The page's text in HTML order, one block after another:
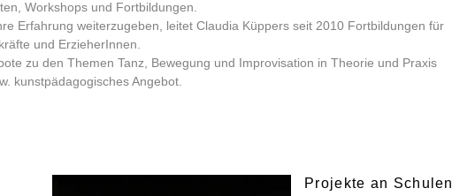
Workshops und Fortbildungen.
Erfahrung weiterzugeben, leitet Claudia Küppers seit 2010 Fortbildungen für
und ErzieherInnen.
zu den Themen Tanz, Bewegung und Improvisation inTheorie und Praxis
kunstpädagogisches Angebot.
Projekte an Schulen